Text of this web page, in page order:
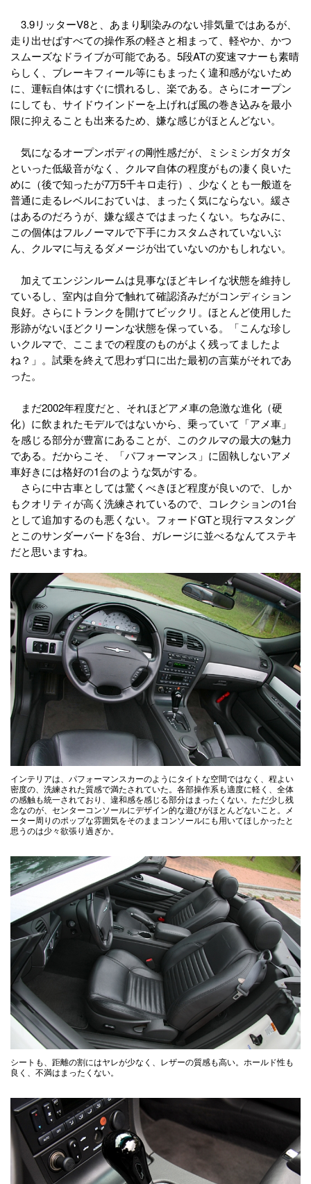
3.9リッターV8と、あまり馴染みのない排気量ではあるが、
走り出せばすべての操作系の軽さと相まって、軽やか、かつ
スムーズなドライブが可能である。5段ATの変速マナーも素晴
らしく、ブレーキフィール等にもまったく違和感がないため
に、運転自体はすぐに慣れるし、楽である。さらにオープン
にしても、サイドウインドーを上げれば風の巻き込みを最小
限に抑えることも出来るため、嫌な感じがほとんどない。
気になるオープンボディの剛性感だが、ミシミシガタガタ
といった低級音がなく、クルマ自体の程度がもの凄く良いた
めに（後で知ったが7万5千キロ走行）、少なくとも一般道を
普通に走るレベルにおていは、まったく気にならない。緩さ
はあるのだろうが、嫌な緩さではまったくない。ちなみに、
この個体はフルノーマルで下手にカスタムされていないぶ
ん、クルマに与えるダメージが出ていないのかもしれない。
加えてエンジンルームは見事なほどキレイな状態を維持し
ているし、室内は自分で触れて確認済みだがコンディション
良好。さらにトランクを開けてビックリ。ほとんど使用した
形跡がないほどクリーンな状態を保っている。「こんな珍し
いクルマで、ここまでの程度のものがよく残ってましたよ
ね？」。試乗を終えて思わず口に出た最初の言葉がそれであ
った。
まだ2002年程度だと、それほどアメ車の急激な進化（硬
化）に飲まれたモデルではないから、乗っていて「アメ車」
を感じる部分が豊富にあることが、このクルマの最大の魅力
である。だからこそ、「パフォーマンス」に固執しないアメ
車好きには格好の1台のような気がする。
さらに中古車としては驚くべきほど程度が良いので、しか
もクオリティが高く洗練されているので、コレクションの1台
として追加するのも悪くない。フォードGTと現行マスタング
とこのサンダーバードを3台、ガレージに並べるなんてステキ
だと思いますね。
インテリアは、パフォーマンスカーのようにタイトな空間ではなく、程よい
密度の、洗練された質感で満たされていた。各部操作系も適度に軽く、全体
の感触も統一されており、違和感を感じる部分はまったくない。ただ少し残
念なのが、センターコンソールにデザイン的な遊びがほとんどないこと。メ
ーター周りのポップな雰囲気をそのままコンソールにも用いてほしかったと
思うのは少々欲張り過ぎか。
シートも、距離の割にはヤレが少なく、レザーの質感も高い。ホールド性も
良く、不満はまったくない。